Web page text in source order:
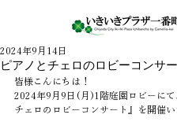
ピアノとチェロのロビーコンサ
2024年9月14日
皆様こんにちは！
2024年9月9日(月)1階庭園ロビーにて
チェロのロビーコンサート』を開催